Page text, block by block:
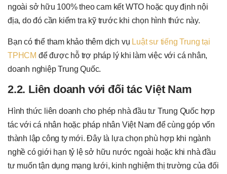
ngoài sở hữu 100% theo cam kết WTO hoặc quy định nội
địa, do đó cần kiểm tra kỹ trước khi chọn hình thức này.
Bạn có thể tham khảo thêm dịch vụ Luật sư tiếng Trung tại
TPHCM để được hỗ trợ pháp lý khi làm việc với cá nhân,
doanh nghiệp Trung Quốc.
2.2. Liên doanh với đối tác Việt Nam
Hình thức liên doanh cho phép nhà đầu tư Trung Quốc hợp
tác với cá nhân hoặc pháp nhân Việt Nam để cùng góp vốn
thành lập công ty mới. Đây là lựa chọn phù hợp khi ngành
nghề có giới hạn tỷ lệ sở hữu nước ngoài hoặc khi nhà đầu
tư muốn tận dụng mạng lưới, kinh nghiệm thị trường của đối